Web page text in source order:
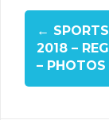
←
2018 –
– PHOTOS